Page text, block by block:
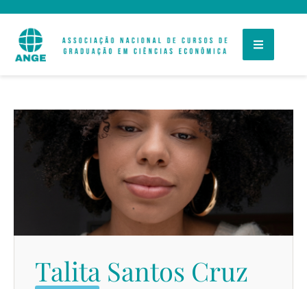
Talita Santos Cruz